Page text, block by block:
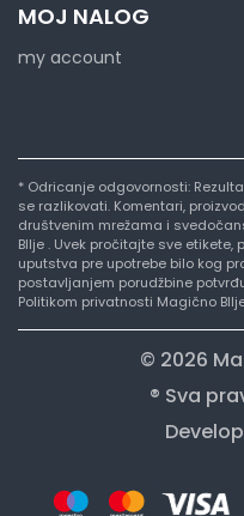
MOJ NALOG
my account
* Odricanje odgovornosti:
se razlikovati. Komentari,
društvenim mrežama i
BIlje . Uvek pročitajte sve
uputstva pre upotrebe bilo kog
postavljanjem porudžbine
Politikom privatnosti Magično
© 2026
® Sva